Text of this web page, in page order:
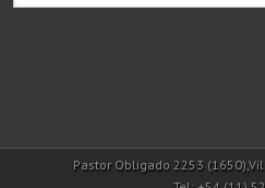
Pastor Obligado 2253